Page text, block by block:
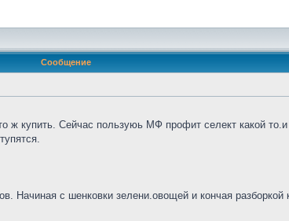
Сообщение
купить. Сейчас пользуюь МФ профит селект какой
Начиная с шенковки зелени.овощей и кончая разборкой